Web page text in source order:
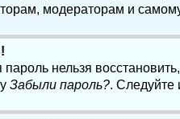
модераторам и
пароль нельзя
Забыли пароль?. Следуйте